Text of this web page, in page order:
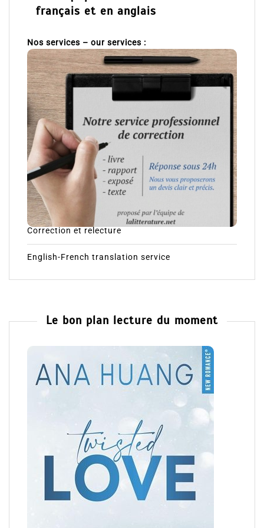
français et en anglais
Nos services – our services :
Correction et relecture
English-French translation service
Le bon plan lecture du moment